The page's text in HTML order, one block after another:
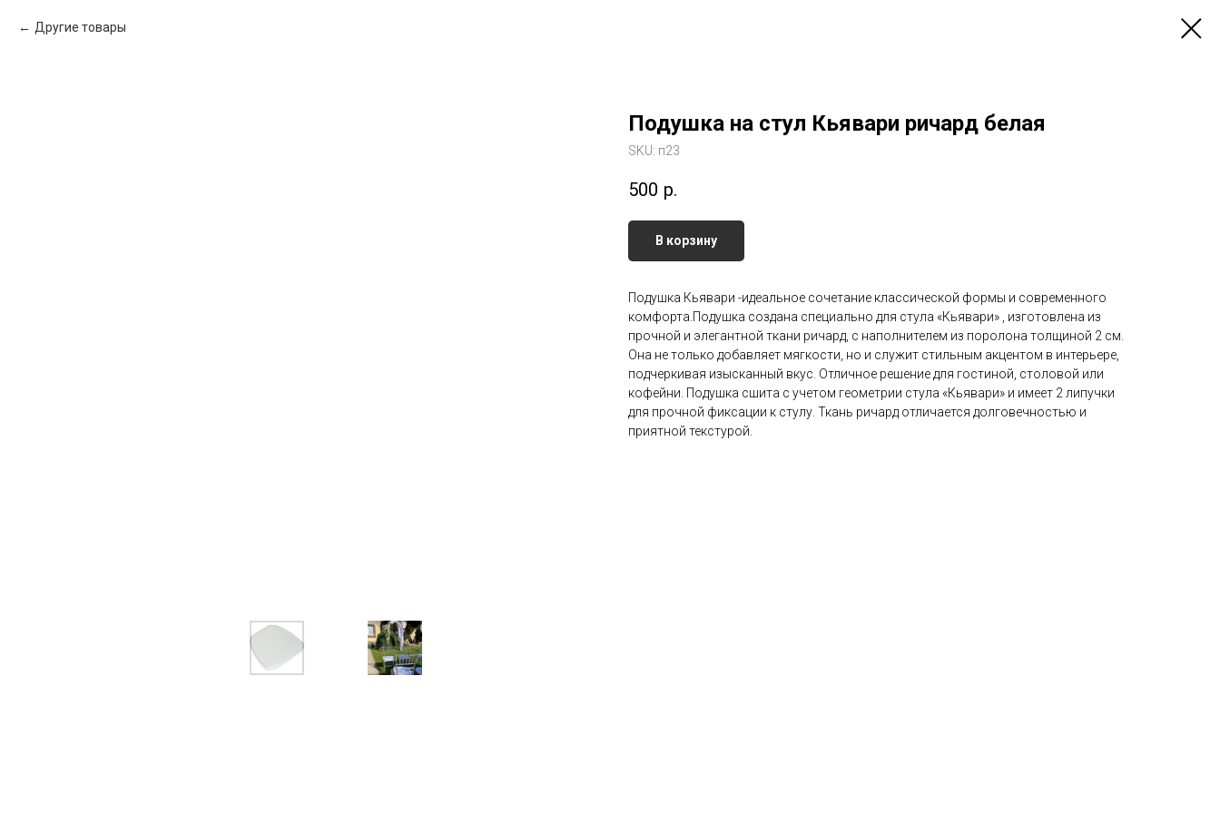
Другие товары
Подушка на стул Кьявари ричард белая
SKU: п23
500 р.
В корзину
Подушка Кьявари -идеальное сочетание классической формы и современного
комфорта.Подушка создана специально для стула «Кьявари» , изготовлена из
прочной и элегантной ткани ричард, с наполнителем из поролона толщиной 2 см.
Она не только добавляет мягкости, но и служит стильным акцентом в интерьере,
подчеркивая изысканный вкус. Отличное решение для гостиной, столовой или
кофейни. Подушка сшита с учетом геометрии стула «Кьявари» и имеет 2 липучки
для прочной фиксации к стулу. Ткань ричард отличается долговечностью и
приятной текстурой.